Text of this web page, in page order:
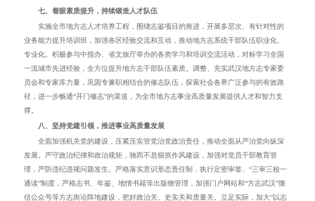
七、着眼素质提升，持续锻造人才队伍
实施全市地方志人才培养工程，围绕志鉴项目的推进，开展多层次、有针对性的
业务能力提升培训班，加强各区经验交流和互动，推动地方志系统干部队伍职业化、
专业化。积极参与中指办、省文旅厅举办的各类学习和培训交流活动，对标学习全国
一流城市先进经验，全方位提升地方志干部队伍素质。调整、充实武汉地方志专家委
员会和专家库力量，巩固专兼职相结合的修志队伍，探索社会各界广泛参与的有效路
径，进一步畅通“开门修志”的渠道，为全市地方志事业高质量发展提供人才和智力支
撑。
八、坚持党建引领，推进事业高质量发展
全面加强机关党的建设，压紧压实管党治党政治责任，推动全面从严治党向纵深
发展。严守政治纪律和政治规矩，驰而不息狠抓作风建设，加强对党员干部教育管
理，严防违纪违规问题发生。严格落实意识形态责任制，执行定密审签、“三审三校一
通读”制度，严格志书、年鉴、地情书籍等出版物管理，加强门户网站和“方志武汉”微
信公众号等方志舆论阵地建设，把好政治关、史实关和质量关。立足实际，加大“以志